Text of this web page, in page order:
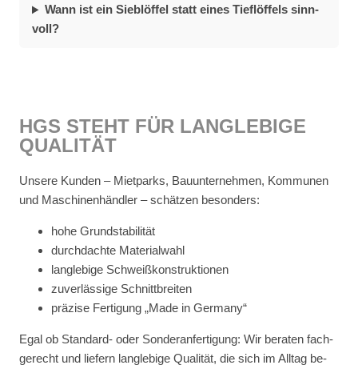
Wann ist ein Sieb­löf­fel statt ei­nes Tief­löf­fels sinn­
voll?
HGS STEHT FÜR LANG­LE­BI­GE
QUA­LI­TÄT
Un­se­re Kun­den – Miet­parks, Bau­un­ter­neh­men, Kom­mu­nen
und Ma­schi­nen­händ­ler – schät­zen be­son­ders:
hohe Grund­sta­bi­li­tät
durch­dach­te Ma­te­ri­al­wahl
lang­le­bi­ge Schweiß­kon­struk­tio­nen
zu­ver­läs­si­ge Schnitt­brei­ten
prä­zi­se Fer­ti­gung „Made in Ger­ma­ny“
Egal ob Stan­dard- oder Son­der­an­fer­ti­gung: Wir be­ra­ten fach­
ge­recht und lie­fern lang­le­bi­ge Qua­li­tät, die sich im All­tag be­